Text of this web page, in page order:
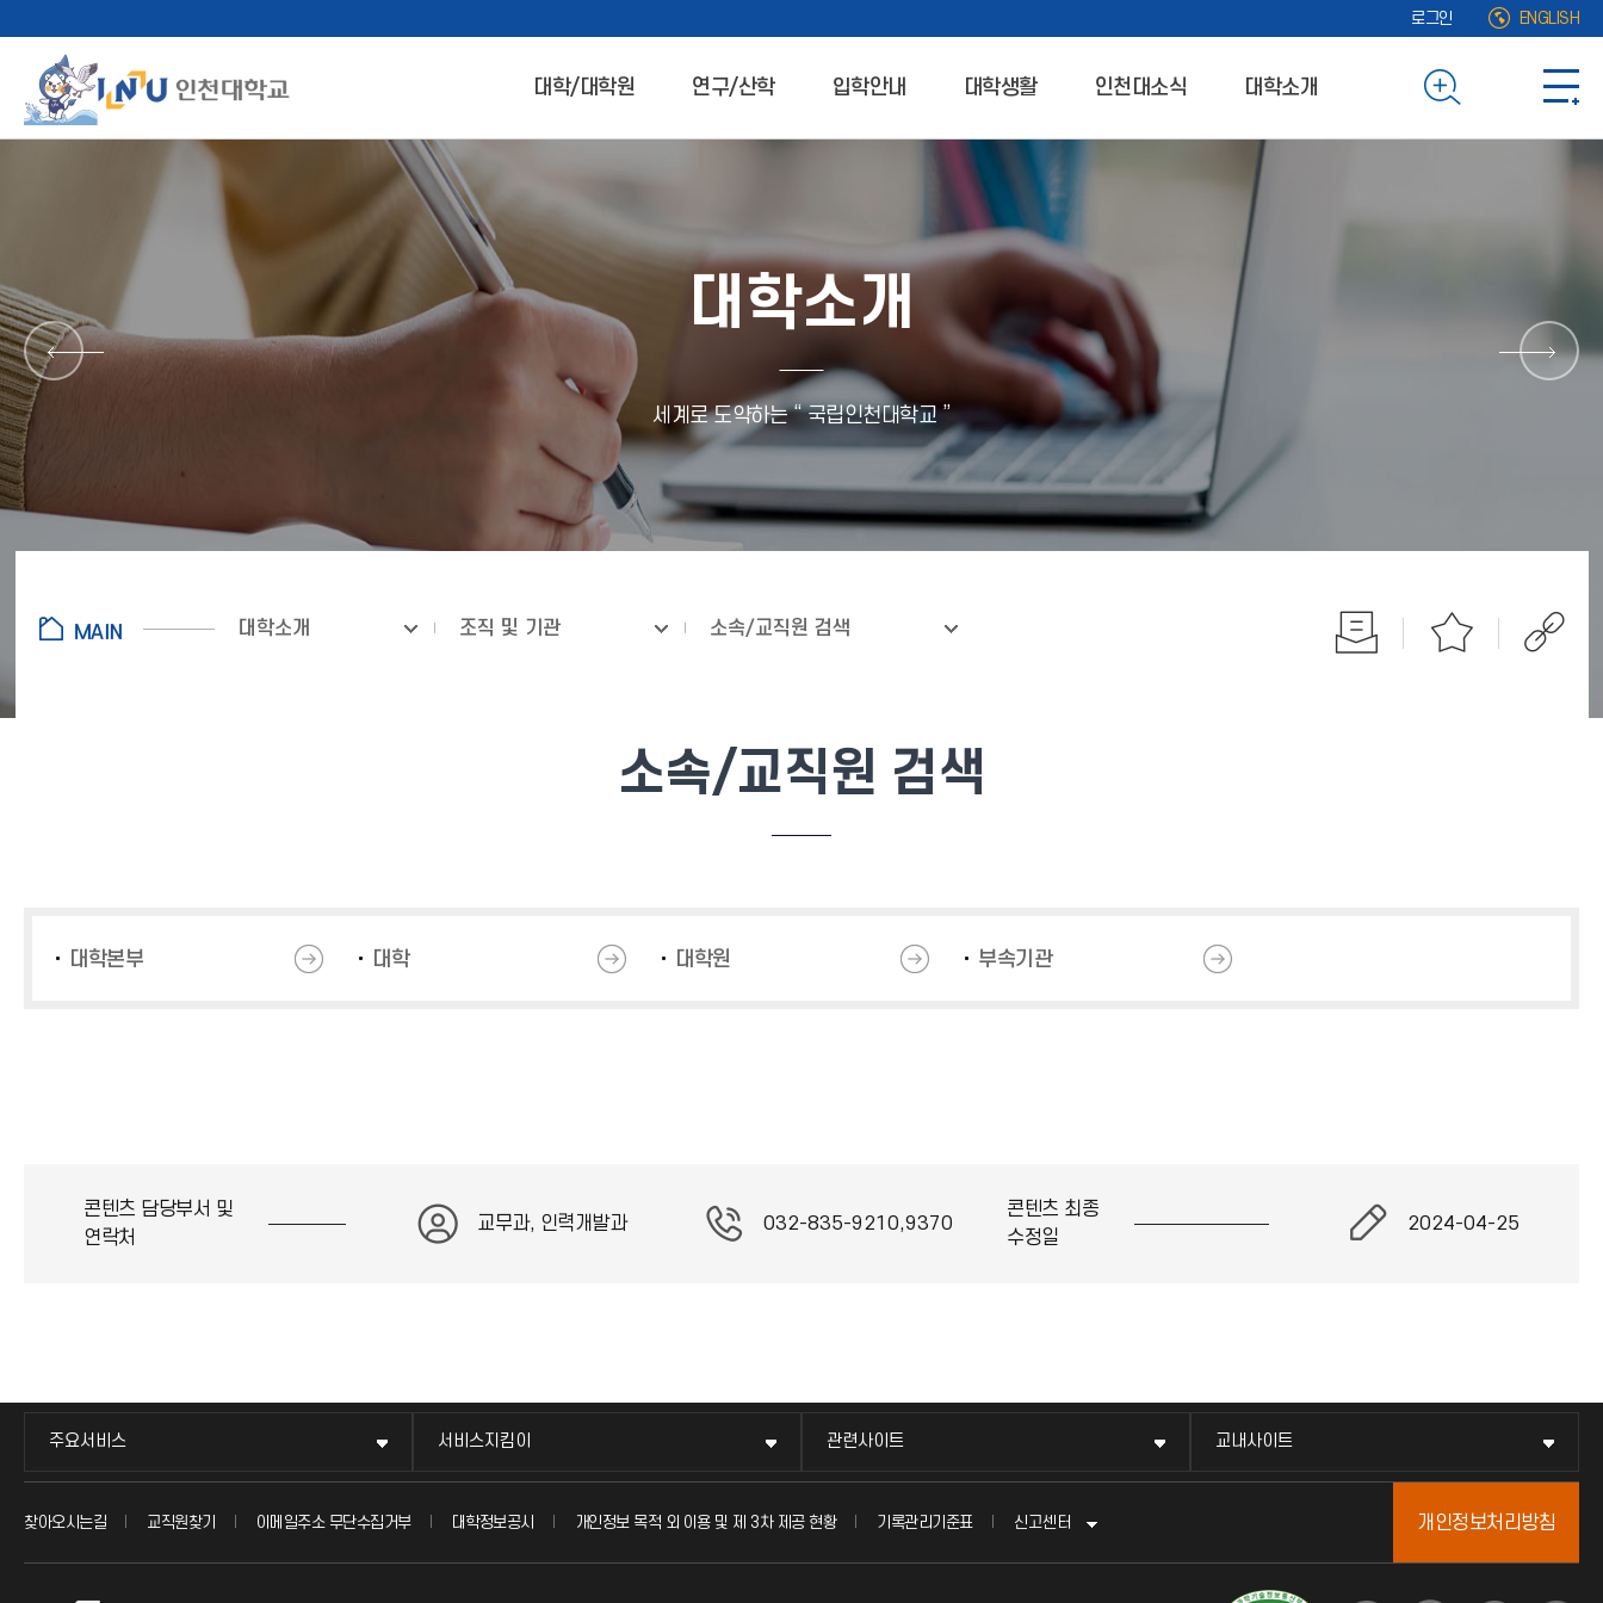
로그인 ENGLISH
대학/대학원 연구/산학 입학안내 대학생활 인천대소식 대학소개
대학소개
세계로 도약하는 “ 국립인천대학교 ”
대학소개 조직 및 기관 소속/교직원 검색
소속/교직원 검색
대학본부 대학 대학원 부속기관
콘텐츠 담당부서 및
연락처
교무과, 인력개발과 032-835-9210,9370
콘텐츠 최종
수정일
2024-04-25
주요서비스 서비스지킴이 관련사이트 교내사이트
찾아오시는길 교직원찾기 이메일주소 무단수집거부 대학정보공시 개인정보 목적 외 이용 및 제 3차 제공 현황 기록관리기준표 신고센터 개인정보처리방침